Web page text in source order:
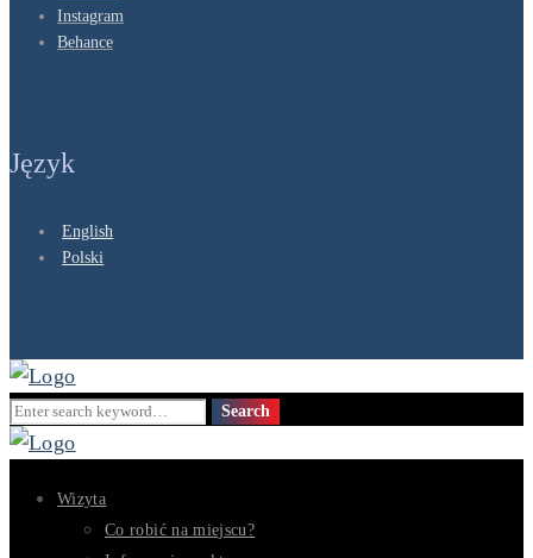
Instagram
Behance
Język
English
Polski
Search
for:
Search
Wizyta
Co robić na miejscu?